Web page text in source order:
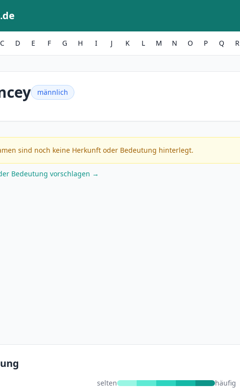
C D E F G H I J K L M N O P Q R
männlich
sind noch keine Herkunft oder Bedeutung hinterlegt.
Bedeutung vorschlagen →
selten häufig